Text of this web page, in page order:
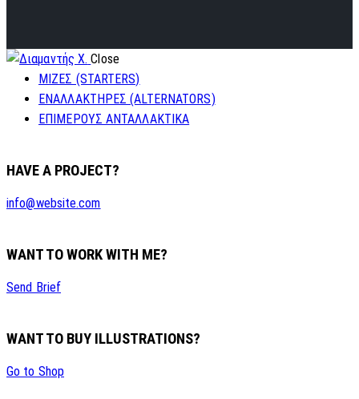
Close
ΜΙΖΕΣ (STARTERS)
ΕΝΑΛΛΑΚΤΗΡΕΣ (ALTERNATORS)
ΕΠΙΜΕΡΟΥΣ ΑΝΤΑΛΛΑΚΤΙΚΑ
HAVE A PROJECT?
info@website.com
WANT TO WORK WITH ME?
Send Brief
WANT TO BUY ILLUSTRATIONS?
Go to Shop